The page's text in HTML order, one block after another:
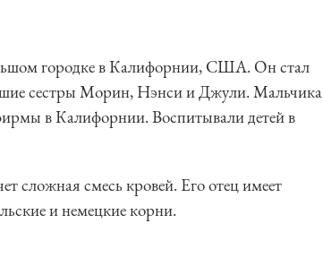
городке в Калифорнии, США. Он стал
сестры Морин, Нэнси и Джули. Мальчика
в Калифорнии. Воспитывали детей в
сложная смесь кровей. Его отец имеет
и немецкие корни.